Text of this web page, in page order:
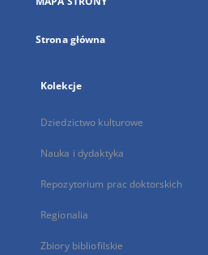
karcie
Strona główna
Kolekcje
Dziedzictwo kulturowe
Nauka i dydaktyka
Repozytorium prac doktorskich
Regionalia
Zbiory bibliofilskie